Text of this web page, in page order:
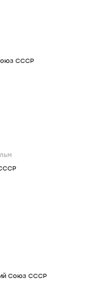
СССР
Союз СССР